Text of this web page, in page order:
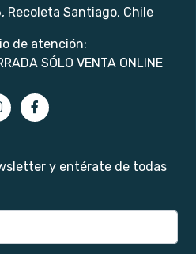
Recoleta Santiago, Chile
de atención:
SÓLO VENTA ONLINE
y entérate de todas